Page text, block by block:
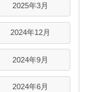
2025年3月
2024年12月
2024年9月
2024年6月